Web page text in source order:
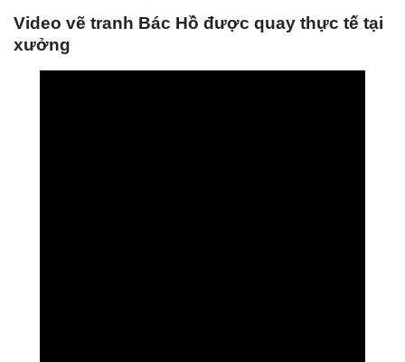
Video vẽ tranh Bác Hồ được quay thực tế tại
xưởng